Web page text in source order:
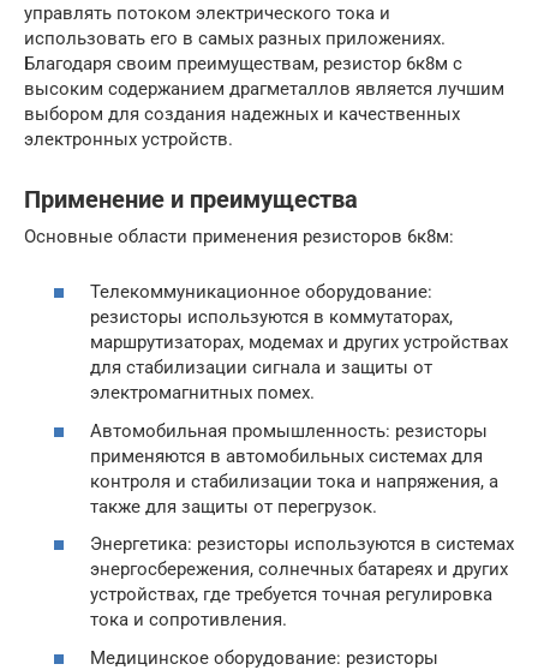
управлять потоком электрического тока и
использовать его в самых разных приложениях.
Благодаря своим преимуществам, резистор 6к8м с
высоким содержанием драгметаллов является лучшим
выбором для создания надежных и качественных
электронных устройств.
Применение и преимущества
Основные области применения резисторов 6к8м:
Телекоммуникационное оборудование:
резисторы используются в коммутаторах,
маршрутизаторах, модемах и других устройствах
для стабилизации сигнала и защиты от
электромагнитных помех.
Автомобильная промышленность: резисторы
применяются в автомобильных системах для
контроля и стабилизации тока и напряжения, а
также для защиты от перегрузок.
Энергетика: резисторы используются в системах
энергосбережения, солнечных батареях и других
устройствах, где требуется точная регулировка
тока и сопротивления.
Медицинское оборудование: резисторы